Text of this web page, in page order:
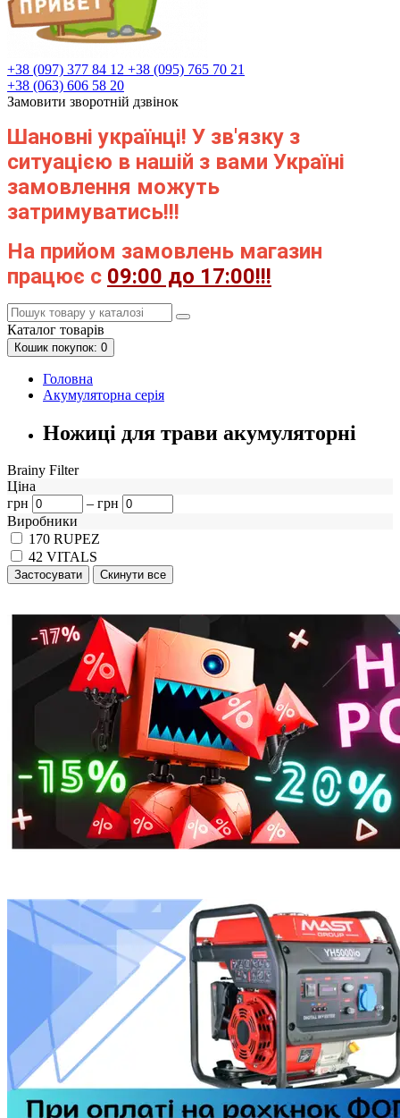
+38 (097) 377 84 12 +38 (095) 765 70 21
+38 (063) 606 58 20
Замовити зворотній дзвінок
Шановні українці! У зв'язку з
ситуацією в нашій з вами Україні
замовлення можуть
затримуватись!!!
На прийом замовлень магазин
працює с 09:00 до 17:00!!!
Каталог товарів
Кошик покупок: 0
Головна
Акумуляторна серія
Ножиці для трави акумуляторні
Brainy Filter
Ціна
грн
– грн
Виробники
170 RUPEZ
42 VITALS